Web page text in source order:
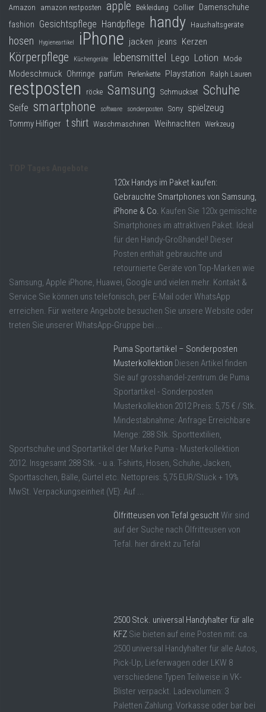
Amazon amazon restposten apple Bekleidung Collier Damenschuhe
fashion Gesichtspflege Handpflege handy Haushaltsgeräte
hosen Hygieneartikel iPhone jacken jeans Kerzen
Körperpflege Küchengeräte lebensmittel Lego Lotion Mode
Modeschmuck Ohrringe parfüm Perlenkette Playstation Ralph Lauren
restposten röcke Samsung Schmuckset Schuhe
Seife smartphone software sonderposten Sony spielzeug
Tommy Hilfiger t shirt Waschmaschinen Weihnachten Werkzeug
120x Handys im Paket kaufen:
Gebrauchte Smartphones von Samsung,
iPhone & Co. Kaufen Sie 120x gemischte
Smartphones im attraktiven Paket. Ideal
für den Handy-Großhandel! Dieser
Posten enthält gebrauchte und
retournierte Geräte von Top-Marken wie
Samsung, Apple iPhone, Huawei, Google und vielen mehr. Kontakt &
Service Sie können uns telefonisch, per E-Mail oder WhatsApp
erreichen. Für weitere Angebote besuchen Sie unsere Website oder
treten Sie unserer WhatsApp-Gruppe bei ...
Puma Sportartikel – Sonderposten
Musterkollektion Diesen Artikel finden
Sie auf grosshandel-zentrum.de Puma
Sportartikel - Sonderposten
Musterkollektion 2012 Preis: 5,75 € / Stk.
Mindestabnahme: Anfrage Erreichbare
Menge: 288 Stk. Sporttextilien,
Sportschuhe und Sportartikel der Marke Puma - Musterkollektion
2012. Insgesamt 288 Stk. - u.a. T-shirts, Hosen, Schuhe, Jacken,
Sporttaschen, Bälle, Gürtel etc. Nettopreis: 5,75 EUR/Stück + 19%
MwSt. Verpackungseinheit (VE): Auf ...
Ölfritteusen von Tefal gesuchtWir sind
auf der Suche nach Ölfritteusen von
Tefal. hier direkt zu Tefal
2500 Stck. universal Handyhalter für alle
KFZ Sie bieten auf eine Posten mit: ca.
2500 universal Handyhalter für alle Autos,
Pick-Up, Lieferwagen oder LKW 8
verschiedene Typen Teilweise in VK-
Blister verpackt. Ladevolumen: 3
Paletten Zahlung: Vorkasse oder bar bei